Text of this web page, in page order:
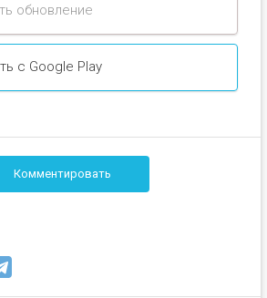
обновление
с Google Play
Комментировать